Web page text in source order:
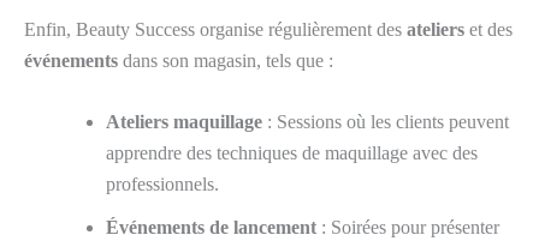
Enfin, Beauty Success organise régulièrement des ateliers et des
événements dans son magasin, tels que :
Ateliers maquillage : Sessions où les clients peuvent
apprendre des techniques de maquillage avec des
professionnels.
Événements de lancement : Soirées pour présenter